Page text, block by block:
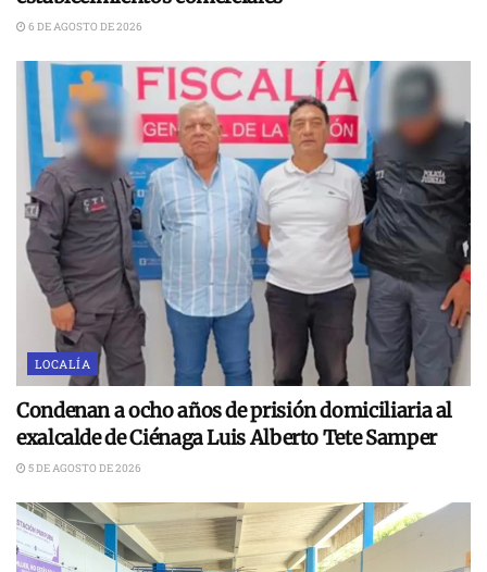
6 DE AGOSTO DE 2026
LOCALÍA
Condenan a ocho años de prisión domiciliaria al
exalcalde de Ciénaga Luis Alberto Tete Samper
5 DE AGOSTO DE 2026